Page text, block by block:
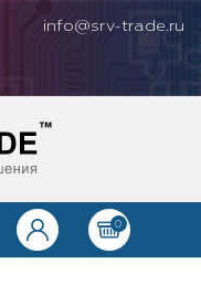
info@srv-trade.ru
0